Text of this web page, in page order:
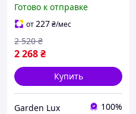
поисковый, Фонарь на
аккумуляторе, Фонарь
ручной хороший, ODG
Готово к отправке
от227₴/мес
2 268₴
2 520 ₴
Купить
Garden Lux 100%